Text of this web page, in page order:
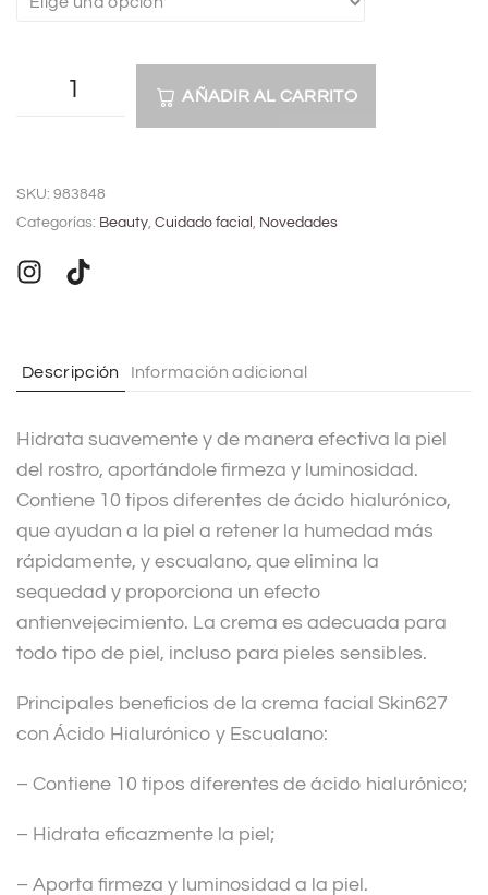
AÑADIR AL CARRITO
t
r
i
e
:
SKU: 983848
Categorías: Beauty, Cuidado facial , Novedades
Descripción Información adicional
Hidrata suavemente y de manera efectiva la piel
del rostro, aportándole firmeza y luminosidad.
Contiene 10 tipos diferentes de ácido hialurónico,
que ayudan a la piel a retener la humedad más
rápidamente, y escualano, que elimina la
sequedad y proporciona un efecto
antienvejecimiento. La crema es adecuada para
todo tipo de piel, incluso para pieles sensibles.
Principales beneficios de la crema facial Skin627
con Ácido Hialurónico y Escualano:
– Contiene 10 tipos diferentes de ácido hialurónico;
– Hidrata eficazmente la piel;
– Aporta firmeza y luminosidad a la piel.